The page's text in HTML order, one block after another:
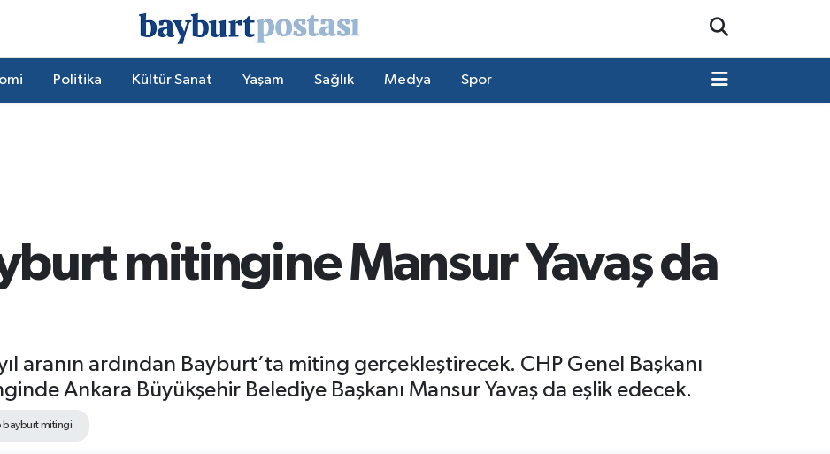
Politika Kültür Sanat Yaşam Sağlık Medya Spor
mitingine Mansur Yavaş da
aranın ardından Bayburt’ta miting gerçekleştirecek. CHP Genel Başkanı
Ankara Büyükşehir Belediye Başkanı Mansur Yavaş da eşlik edecek.
bayburt mitingi